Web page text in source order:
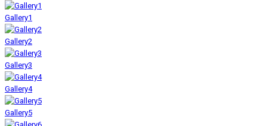
Gallery1
Gallery2
Gallery3
Gallery4
Gallery5